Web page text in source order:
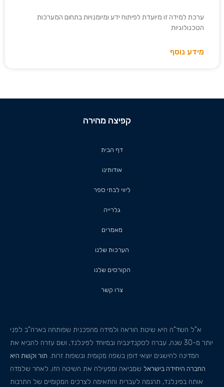
ערכת למידה זו מיועדת לפיתוח ידע ומיומנויות בתחום המערכות
הטכנולוגיות
מידע נוסף
קפיצה מהירה
דף הבית
אודותינו
ליווי לבתי ספר
גלרייה
מאמרים
הערכות שלנו
הקורסים שלנו
צרו קשר
א"ל השד"ה היא שיטת הוראה ולמידה מהפכנית שפותחה בארה"ב לפני
יותר מ-30 שנה, עברה לסקנדינביה ובמיוחד לפינלנד, ושם עזרה להביא את
המדינה להישגים יוצאי דופן בשפה מקומית ובשפות זרות. תור וקשת היא
החברה היחידה בישראל שמביאה ומפעילה את השיטה הזו, לאחר שלמדה
אותה בפינלנד, תרגמה לעברית והתאימה לצרכים המקומיים של התרבות